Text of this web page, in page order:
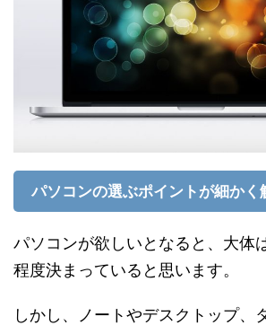
パソコンの選ぶポイントが細かく
パソコンが欲しいとなると、大体
程度決まっていると思います。
しかし、ノートやデスクトップ、